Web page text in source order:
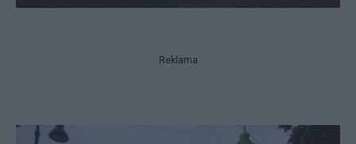
Reklama